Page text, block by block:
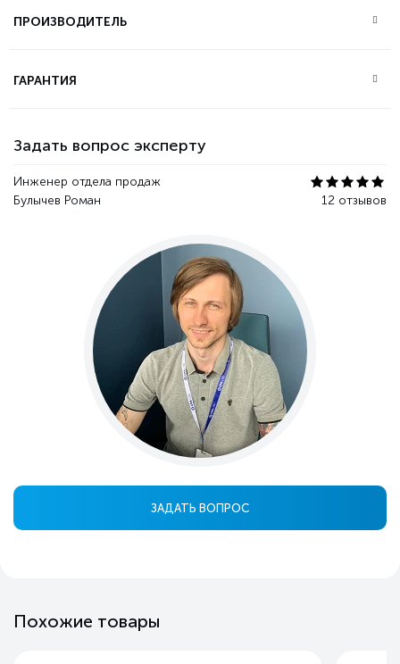
Задать вопрос эксперту
Инженер отдела продаж
Булычев Роман
12 отзывов
ЗАДАТЬ ВОПРОС
ПРОИЗВОДИТЕЛЬ
ГАРАНТИЯ
Похожие товары